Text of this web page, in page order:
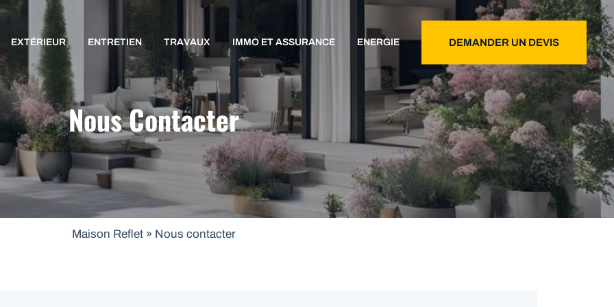
EXTÉRIEUR ENTRETIEN TRAVAUX IMMO ET ASSURANCE ENERGIE DEMANDER UN DEVIS
Nous Contacter
Maison Reflet» Nous contacter